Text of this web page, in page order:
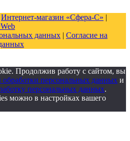
Интернет-магазин «Сфера-С» |
данных | Согласие на
Продолжив работу с сайтом, вы
персональных данных и
персональных данных.
можно в настройках вашего